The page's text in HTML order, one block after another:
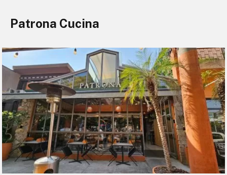
Patrona Cucina